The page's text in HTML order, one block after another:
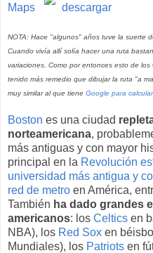
Maps descargar
NOTA: Hace "algunos" años tuve la suerte
Cuando vivía allí solía hacer una ruta
variaciones. Como por entonces esto de
tenido más remedio que dibujar la ruta "a
muy similar al que tiene Google para
Boston es una ciudad
norteamericana,
más antiguas y con mayor
principal en la Revolución
universidad más antigua y
red de metro en América,
También ha dado grandes
americanos: los Celtics en
NBA), los Red Sox en
Mundiales), los Patriots en